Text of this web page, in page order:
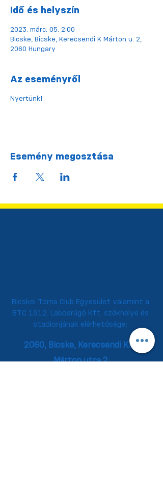
Idő és helyszín
2023. márc. 05. 2:00
Bicske, Bicske, Kerecsendi K Márton u. 2,
2060 Hungary
Az eseményről
Nyertünk!
Esemény megosztása
Bicskei Torna Club Egyesület valamint a
BTC 1912. Labdarúgó Kft. székhelye és
stadionjának elérhetősége:
2060, Bicske, Kerecsendi Kiss
Márton utca 2.